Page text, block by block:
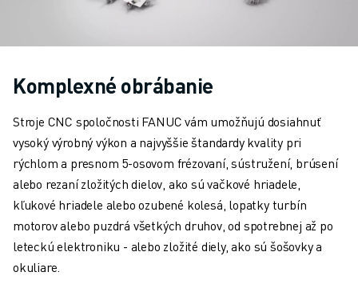
REZANIE DRÔTU ELEKTROEROZÍVNYM OBRÁBANÍM (EDM)
ZÁKAZNÍCKY SERVIS
PLÁNY SPOLOČNOSTI FANUC
MIESTO A ÚDRŽBA
VZDIALENÁ TECHNICKÁ PODPORA
NÁHRADNÉ DIELY
REMANUFACTURING - OPRAVA
NÁSTROJE DIGITÁLNYCH SLUŽIEB
E-SHOP
SÚBORY NA SŤAHOVANIE » MYFANUC
Komplexné obrábanie
Stroje CNC spoločnosti FANUC vám umožňujú dosiahnuť
vysoký výrobný výkon a najvyššie štandardy kvality pri
rýchlom a presnom 5-osovom frézovaní, sústružení, brúsení
alebo rezaní zložitých dielov, ako sú vačkové hriadele,
kľukové hriadele alebo ozubené kolesá, lopatky turbín
motorov alebo puzdrá všetkých druhov, od spotrebnej až po
leteckú elektroniku - alebo zložité diely, ako sú šošovky a
okuliare.